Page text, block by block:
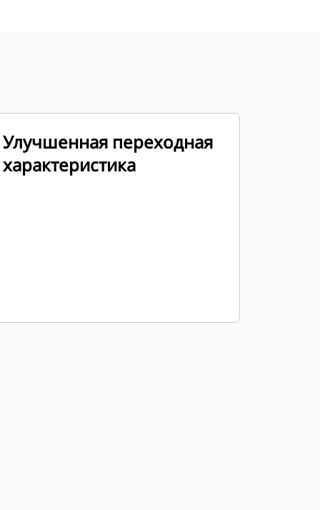
Улучшенная переходная
характеристика